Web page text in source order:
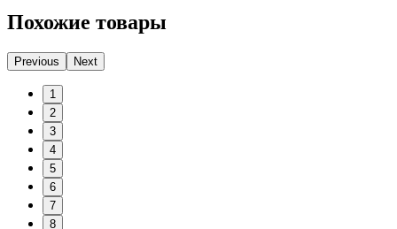
Похожие товары
Previous Next
1
2
3
4
5
6
7
8